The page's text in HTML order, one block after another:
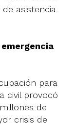
asistencia
para
civil provocó
de
crisis de